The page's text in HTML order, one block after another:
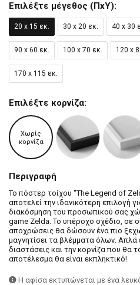
Επιλέξτε μέγεθος (ΠxΥ):
20 x 15 εκ. 30 x 20 εκ. 40 x 30
90 x 60 εκ. 100 x 70 εκ. 120 x
170 x 115 εκ.
Επιλέξτε κορνίζα:
Χωρίς
κορνίζα
Περιγραφή
Το πόστερ τοίχου "The Legend of
αποτελεί την ιδανικότερη επιλογή
διακόσμηση του προσωπικού σας
game Zelda. Το υπέροχο σχέδιο, σε
αποχρώσεις θα δώσουν ένα πιο
μαγνητίσει τα βλέμματα όλων. Απλά
διαστάσεις και την κορνίζα που θα
αποτέλεσμα θα είναι εκπληκτικό!
Η αφίσα εκτυπώνεται με ένα